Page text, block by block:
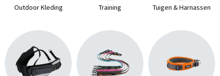
Outdoor Kleding Training Tuigen & Harnassen